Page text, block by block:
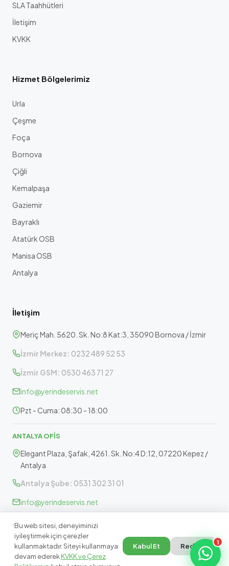
SLA Taahhütleri
İletişim
KVKK
Hizmet Bölgelerimiz
Urla
Çeşme
Foça
Bornova
Çiğli
Kemalpaşa
Gaziemir
Bayraklı
Atatürk OSB
Manisa OSB
Antalya
İletişim
Meriç Mah. 5620. Sk. No:8 Kat:3, 35090 Bornova / İzmir
İzmir Merkez: 0232 489 52 53
İzmir GSM: 0530 463 71 27
info@yerindeservis.net
Pzt - Cuma: 08:30 - 18:00
ANTALYA OFİS
Elegant Plaza, Şafak, 4261. Sk. No:4 D:12, 07220 Kepez /
Antalya
Antalya Şube: 0531 302 31 01
info@yerindeservis.net
Pazartesi - Cuma: 09:30 - 17:30
1
Bu web sitesi, deneyiminizi
iyileştirmek için çerezler
kullanmaktadır. Siteyi kullanmaya
devam ederekKVKK ve Çerez
Kabul Et Reddet